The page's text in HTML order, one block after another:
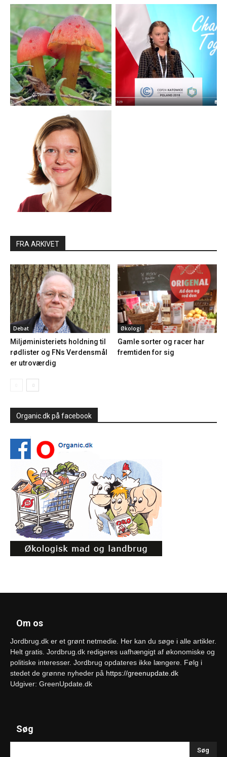
FRA ARKIVET
Debat
Miljøministeriets holdning til
rødlister og FNs Verdensmål
er utroværdig
Økologi
Gamle sorter og racer har
fremtiden for sig
Organic.dk på facebook
Om os
Jordbrug.dk er et grønt netmedie. Her kan du søge i alle artikler.
Helt gratis. Jordbrug.dk redigeres uafhængigt af økonomiske og
politiske interesser. Jordbrug opdateres ikke længere. Følg i
stedet de grønne nyheder på https://greenupdate.dk
Udgiver: GreenUpdate.dk
Søg